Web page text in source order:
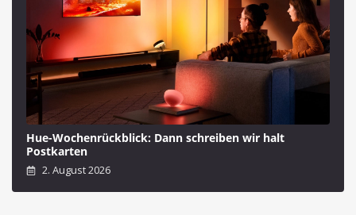
Hue-Wochenrückblick: Dann schreiben wir halt
Postkarten
2. August 2026